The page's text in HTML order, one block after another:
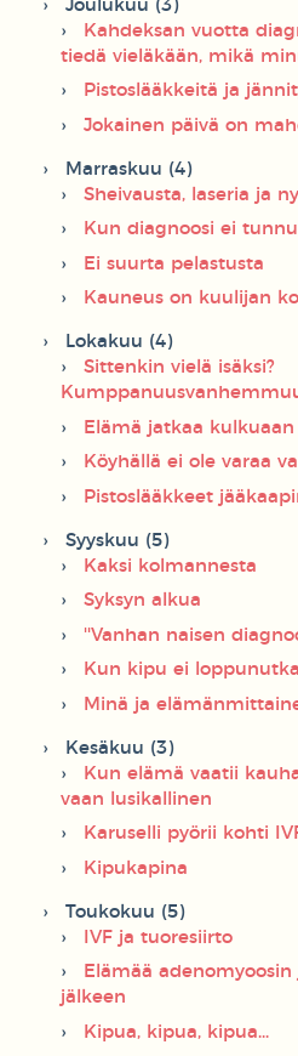
Joulukuu (3)
Kahdeksan vuotta
tiedä vieläkään, mikä
Pistoslääkkeitä ja
Jokainen päivä on
Marraskuu (4)
Sheivausta, laseria ja
Kun diagnoosi ei
Ei suurta pelastusta
Kauneus on kuulijan
Lokakuu (4)
Sittenkin vielä isäksi?
Elämä jatkaa kulkuaan
Köyhällä ei ole varaa
Pistoslääkkeet
Syyskuu (5)
Kaksi kolmannesta
Syksyn alkua
''Vanhan naisen
Kun kipu ei
Minä ja
Kesäkuu (3)
Kun elämä vaatii
vaan lusikallinen
Karuselli pyörii kohti
Kipukapina
Toukokuu (5)
IVF ja tuoresiirto
Elämää
jälkeen
Kipua, kipua, kipua...